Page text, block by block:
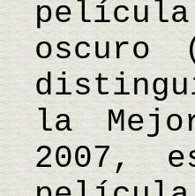
oscuro
la
2007,